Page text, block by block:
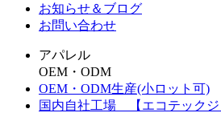
お知らせ＆ブログ
お問い合わせ
アパレル
OEM・ODM
OEM・ODM生産(小ロット可)
国内自社工場 【エコテックジ